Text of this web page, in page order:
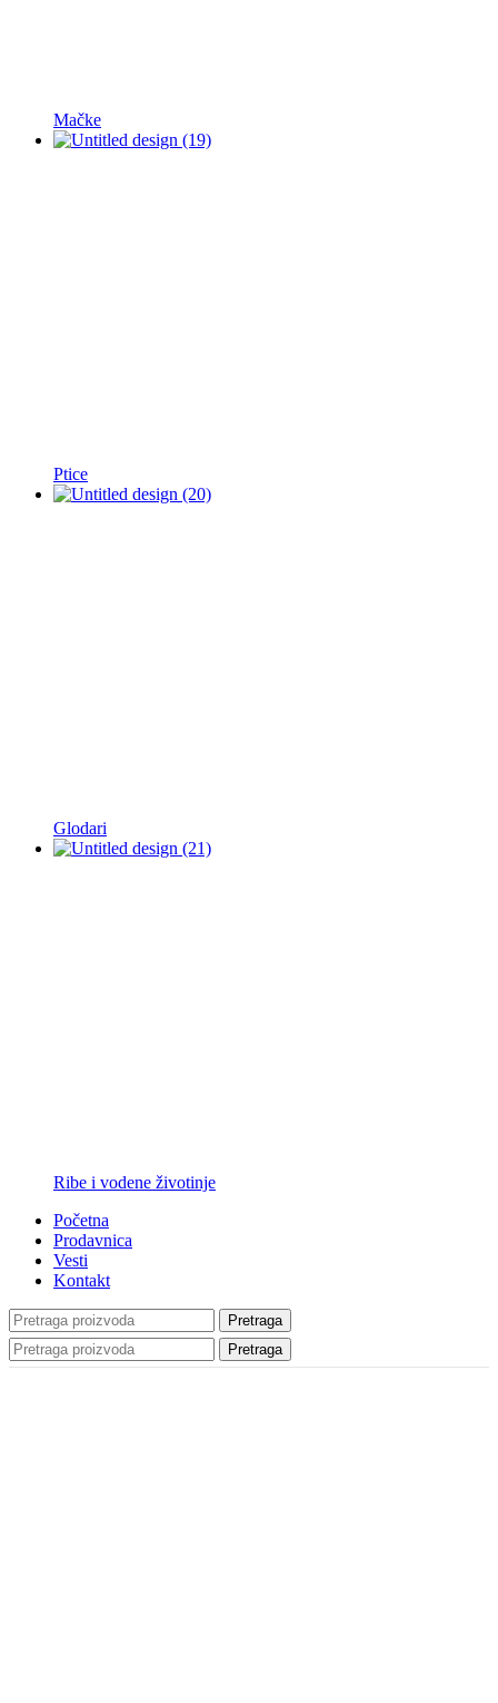
Mačke
Ptice
Glodari
Ribe i vodene životinje
Početna
Prodavnica
Vesti
Kontakt
Pretraga
Pretraga